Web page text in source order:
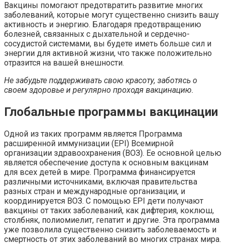
Вакцины помогают предотвратить развитие многих
заболеваний, которые могут существенно снизить вашу
активность и энергию. Благодаря предотвращению
болезней, связанных с дыхательной и сердечно-
сосудистой системами, вы будете иметь больше сил и
энергии для активной жизни, что также положительно
отразится на вашей внешности.
Не забудьте поддерживать свою красоту, заботясь о
своем здоровье и регулярно проходя вакцинацию.
Глобальные программы вакцинации
Одной из таких программ является Программа
расширенной иммунизации (ЕPI) Всемирной
организации здравоохранения (ВОЗ). Ее основной целью
является обеспечение доступа к основным вакцинам
для всех детей в мире. Программа финансируется
различными источниками, включая правительства
разных стран и международные организации, и
координируется ВОЗ. С помощью ЕPI дети получают
вакцины от таких заболеваний, как дифтерия, коклюш,
столбняк, полиомиелит, гепатит и другие. Эта программа
уже позволила существенно снизить заболеваемость и
смертность от этих заболеваний во многих странах мира.